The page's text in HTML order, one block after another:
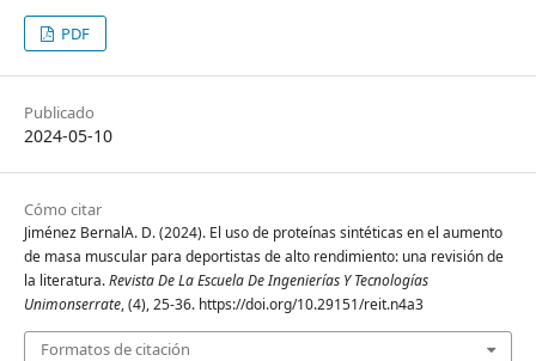
PDF
Publicado
2024-05-10
Cómo citar
Jiménez BernalA. D. (2024). El uso de proteínas sintéticas en el aumento
de masa muscular para deportistas de alto rendimiento: una revisión de
la literatura.Revista De La Escuela De Ingenierías Y Tecnologías
Unimonserrate, (4), 25-36. https://doi.org/10.29151/reit.n4a3
Formatos de citación